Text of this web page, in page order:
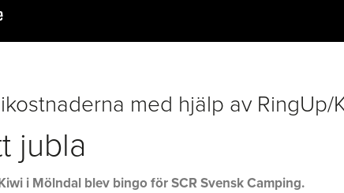
med hjälp av RingUp/
jubla
i Mölndal blev bingo för SCR Svensk Camping.